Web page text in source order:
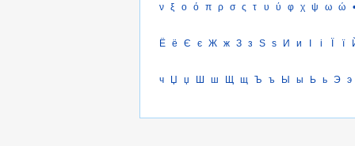
ν ξ ο ό π ρ σ ς τ υ ύ φ χ ψ ω ώ •
Ё ё Є є Ж ж З з Ѕ ѕ И и І і Ї ї
ч Џ џ Ш ш Щ щ Ъ ъ Ы ы Ь ь Э э